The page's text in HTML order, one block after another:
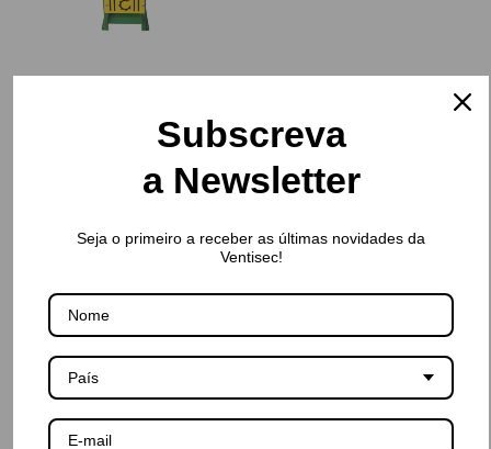
Subscreva
a Newsletter
Seja o primeiro a receber as últimas novidades da
Ventisec!
País